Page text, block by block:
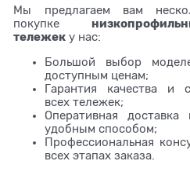
Мы предлагаем вам
покупке
тележек у нас:
Большой выбор
доступным ценам;
Гарантия качества и
всех тележек;
Оперативная
удобным способом;
Профессиональная
всех этапах заказа.